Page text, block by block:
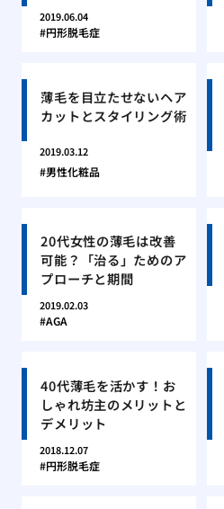
2019.06.04
円形脱毛症
薄毛を目立たせないヘア
カットとスタイリング術
2019.03.12
男性化粧品
20代女性の薄毛は改善
可能？「治る」ためのア
プローチと期間
2019.02.03
AGA
40代薄毛を活かす！お
しゃれ坊主のメリットと
デメリット
2018.12.07
円形脱毛症